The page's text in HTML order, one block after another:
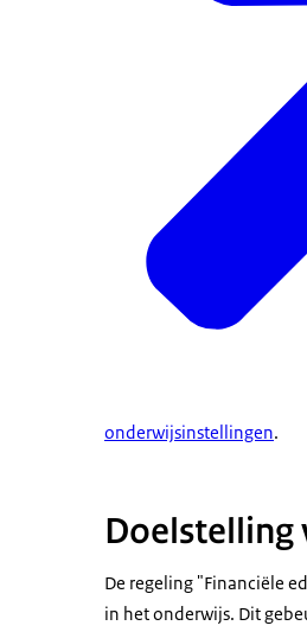
onderwijsinstellingen.
Doelstelling
De regeling "Financiële
in het onderwijs. Dit